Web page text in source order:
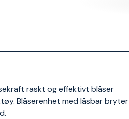
raskt og effektivt blåser
Blåserenhet med låsbar bryter